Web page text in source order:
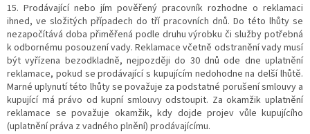
15. Prodávající nebo jím pověřený pracovník rozhodne o reklamaci
ihned, ve složitých případech do tří pracovních dnů. Do této lhůty se
nezapočítává doba přiměřená podle druhu výrobku či služby potřebná
k odbornému posouzení vady. Reklamace včetně odstranění vady musí
být vyřízena bezodkladně, nejpozději do 30 dnů ode dne uplatnění
reklamace, pokud se prodávající s kupujícím nedohodne na delší lhůtě.
Marné uplynutí této lhůty se považuje za podstatné porušení smlouvy a
kupující má právo od kupní smlouvy odstoupit. Za okamžik uplatnění
reklamace se považuje okamžik, kdy dojde projev vůle kupujícího
(uplatnění práva z vadného plnění) prodávajícímu.